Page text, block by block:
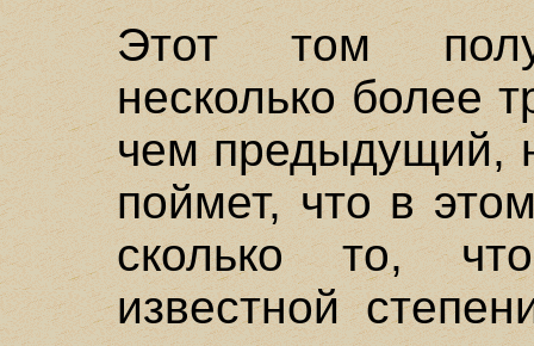
Этот том
несколько более
чем предыдущий,
поймет, что в
сколько то,
известной